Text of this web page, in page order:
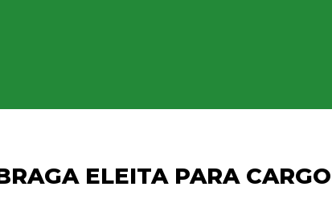
ELEITA PARA